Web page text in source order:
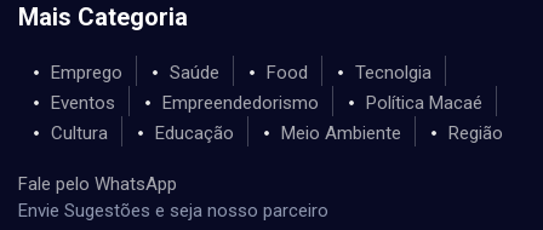
Mais Categoria
Emprego Saúde Food
Tecnolgia
Eventos
Empreendedorismo
Política Macaé
Cultura
Educação Meio Ambiente Região
Fale pelo WhatsApp
Envie Sugestões e seja nosso parceiro